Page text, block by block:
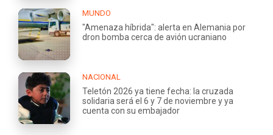
MUNDO
"Amenaza híbrida": alerta en Alemania por
dron bomba cerca de avión ucraniano
NACIONAL
Teletón 2026 ya tiene fecha: la cruzada
solidaria será el 6 y 7 de noviembre y ya
cuenta con su embajador